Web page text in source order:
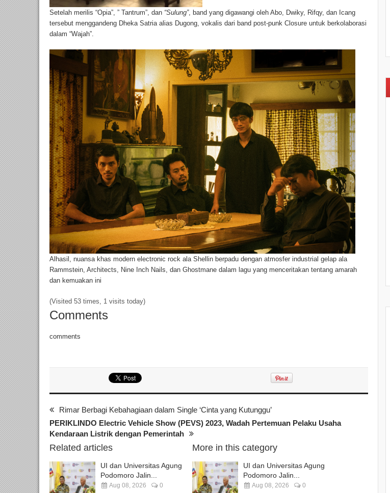
Setelah merilis “Opia”, ” Tantrum”, dan “Sulung”, band yang digawangi oleh Abo, Dwiky, Rifqy, dan Icang
tersebut menggandeng Dheka Satria alias Dugong, vokalis dari band post-punk Closure untuk berkolaborasi
dalam “Wajah”.
Alhasil, nuansa khas modern electronic rock ala Shellin berpadu dengan atmosfer industrial gelap ala
Rammstein, Architects, Nine Inch Nails, dan Ghostmane dalam lagu yang menceritakan tentang amarah
dan kemuakan ini
(Visited 53 times, 1 visits today)
Comments
comments
Rimar Berbagi Kebahagiaan dalam Single ‘Cinta yang Kutunggu’
PERIKLINDO Electric Vehicle Show (PEVS) 2023, Wadah Pertemuan Pelaku Usaha
Kendaraan Listrik dengan Pemerintah
Related articles
UI dan Universitas Agung
Podomoro Jalin...
Aug 08, 2026 0
More in this category
UI dan Universitas Agung
Podomoro Jalin...
Aug 08, 2026 0